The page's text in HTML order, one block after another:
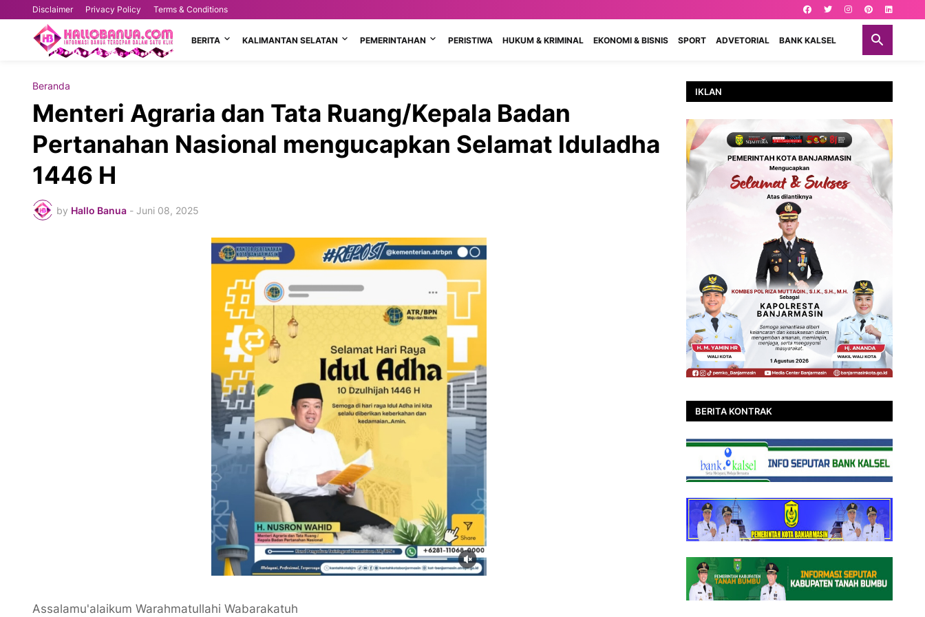
Disclaimer Privacy Policy Terms & Conditions
BERITA KALIMANTAN SELATAN PEMERINTAHAN PERISTIWA HUKUM & KRIMINAL EKONOMI & BISNIS SPORT ADVETORIAL BANK KALSEL
Beranda
Menteri Agraria dan Tata Ruang/Kepala Badan
Pertanahan Nasional mengucapkan Selamat Iduladha
1446 Η
by Hallo Banua - Juni 08, 2025
Assalamu'alaikum Warahmatullahi Wabarakatuh
IKLAN
BERITA KONTRAK